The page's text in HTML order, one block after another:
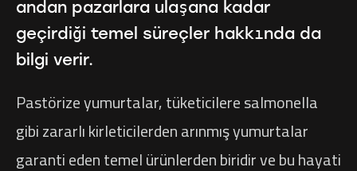
andan pazarlara ulaşana kadar
geçirdiği temel süreçler hakkında da
bilgi verir.
Pastörize yumurtalar, tüketicilere salmonella
gibi zararlı kirleticilerden arınmış yumurtalar
garanti eden temel ürünlerden biridir ve bu hayati